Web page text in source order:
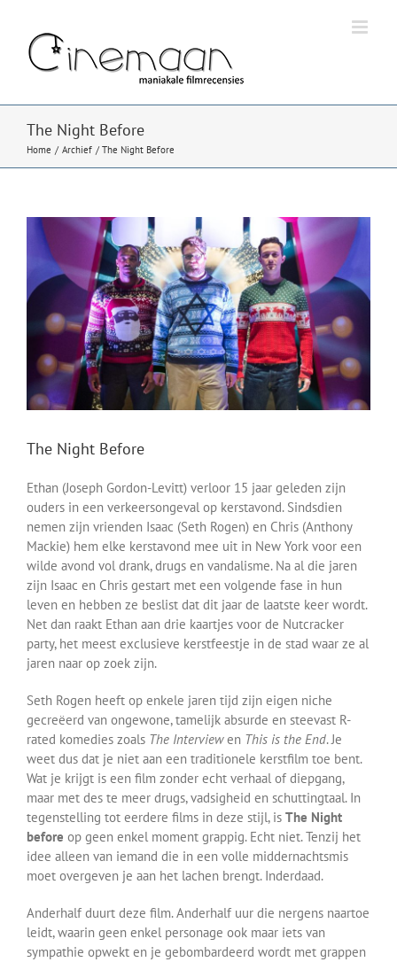
inhoud
The Night Before
Home Archief The Night Before
Bekijk
grotere
afbeelding
The Night Before
Ethan (Joseph Gordon-Levitt) verloor 15 jaar geleden zijn
ouders in een verkeersongeval op kerstavond. Sindsdien
nemen zijn vrienden Isaac (Seth Rogen) en Chris (Anthony
Mackie) hem elke kerstavond mee uit in New York voor een
wilde avond vol drank, drugs en vandalisme. Na al die jaren
zijn Isaac en Chris gestart met een volgende fase in hun
leven en hebben ze beslist dat dit jaar de laatste keer wordt.
Net dan raakt Ethan aan drie kaartjes voor de Nutcracker
party, het meest exclusieve kerstfeestje in de stad waar ze al
jaren naar op zoek zijn.
Seth Rogen heeft op enkele jaren tijd zijn eigen niche
gecreëerd van ongewone, tamelijk absurde en steevast R-
rated komedies zoals The Interviewen This is the End. Je
weet dus dat je niet aan een traditionele kerstfilm toe bent.
Wat je krijgt is een film zonder echt verhaal of diepgang,
maar met des te meer drugs, vadsigheid en schuttingtaal. In
tegenstelling tot eerdere films in deze stijl, is The Night
before op geen enkel moment grappig. Echt niet. Tenzij het
idee alleen van iemand die in een volle middernachtsmis
moet overgeven je aan het lachen brengt. Inderdaad.
Anderhalf duurt deze film. Anderhalf uur die nergens naartoe
leidt, waarin geen enkel personage ook maar iets van
sympathie opwekt en je gebombardeerd wordt met grappen